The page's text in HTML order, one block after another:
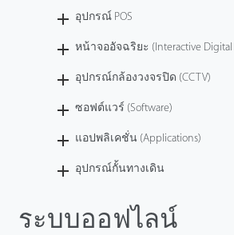
อุปกรณ์ POS
หน้าจออัจฉริยะ (Interactive Digital
อุปกรณ์กล้องวงจรปิด (CCTV)
ซอฟต์แวร์ (Software)
แอปพลิเคชั่น (Applications)
อุปกรณ์กั้นทางเดิน
ระบบออฟไลน์